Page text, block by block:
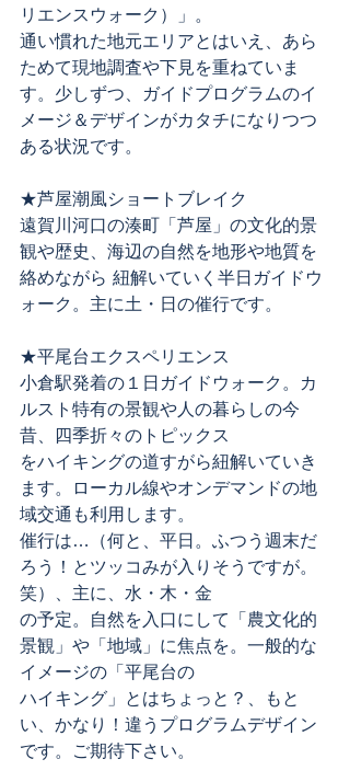
リエンスウォーク）」。
通い慣れた地元エリアとはいえ、あら
ためて現地調査や下見を重ねていま
す。少しずつ、ガイドプログラムのイ
メージ＆デザインがカタチになりつつ
ある状況です。
★芦屋潮風ショートブレイク
遠賀川河口の湊町「芦屋」の文化的景
観や歴史、海辺の自然を地形や地質を
絡めながら 紐解いていく半日ガイドウ
ォーク。主に土・日の催行です。
★平尾台エクスペリエンス
小倉駅発着の１日ガイドウォーク。カ
ルスト特有の景観や人の暮らしの今
昔、四季折々のトピックス
をハイキングの道すがら紐解いていき
ます。ローカル線やオンデマンドの地
域交通も利用します。
催行は…（何と、平日。ふつう週末だ
ろう！とツッコみが入りそうですが。
笑）、主に、水・木・金
の予定。自然を入口にして「農文化的
景観」や「地域」に焦点を。一般的な
イメージの「平尾台の
ハイキング」とはちょっと？、もと
い、かなり！違うプログラムデザイン
です。ご期待下さい。